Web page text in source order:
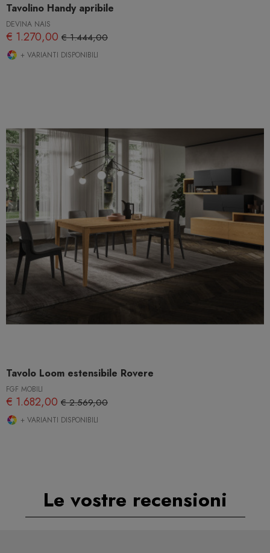
Tavolino Handy apribile
DEVINA NAIS
€ 1.270,00 € 1.444,00
+ VARIANTI DISPONIBILI
Tavolo Loom estensibile Rovere
FGF MOBILI
€ 1.682,00 € 2.569,00
+ VARIANTI DISPONIBILI
Le vostre recensioni